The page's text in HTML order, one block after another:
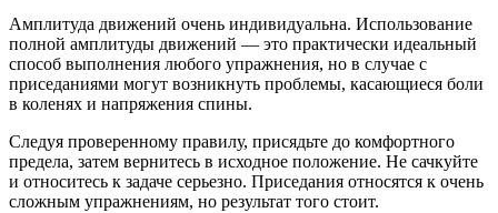
Амплитуда движений очень индивидуальна. Использование
полной амплитуды движений — это практически идеальный
способ выполнения любого упражнения, но в случае с
приседаниями могут возникнуть проблемы, касающиеся боли
в коленях и напряжения спины.
Следуя проверенному правилу, присядьте до комфортного
предела, затем вернитесь в исходное положение. Не сачкуйте
и относитесь к задаче серьезно. Приседания относятся к очень
сложным упражнениям, но результат того стоит.